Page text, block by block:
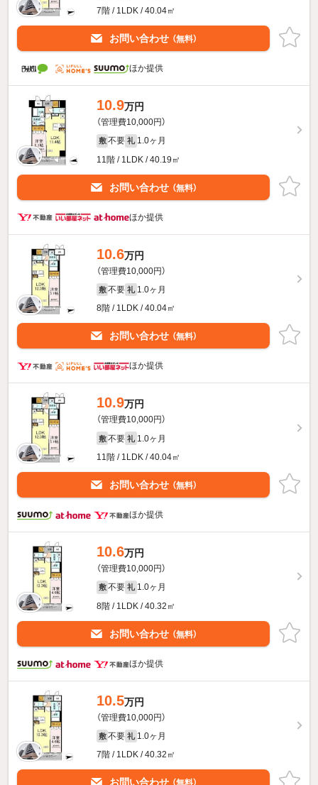
7階 / 1LDK / 40.04㎡
お問い合わせ （無料）
ほか提供
10.9万円
（管理費10,000円）
敷 不要 礼 1.0ヶ月
11階 / 1LDK / 40.19㎡
お問い合わせ （無料）
ほか提供
10.6万円
（管理費10,000円）
敷 不要 礼 1.0ヶ月
8階 / 1LDK / 40.04㎡
お問い合わせ （無料）
ほか提供
10.9万円
（管理費10,000円）
敷 不要 礼 1.0ヶ月
11階 / 1LDK / 40.04㎡
お問い合わせ （無料）
ほか提供
10.6万円
（管理費10,000円）
敷 不要 礼 1.0ヶ月
8階 / 1LDK / 40.32㎡
お問い合わせ （無料）
ほか提供
10.5万円
（管理費10,000円）
敷 不要 礼 1.0ヶ月
7階 / 1LDK / 40.32㎡
お問い合わせ